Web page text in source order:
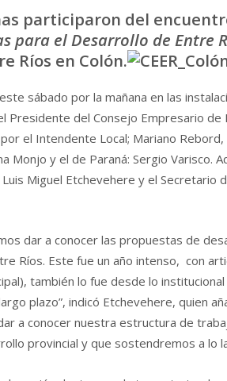
participaron del
para el Desarrollo de Entre
Ríos en Colón.
sábado por la mañana en las
del Consejo Empresario de
el Intendente Local; Mariano
Monjo y el de Paraná: Sergio Varisco.
Miguel Etchevehere y el Secretario
dar a conocer las propuestas de
Ríos. Este fue un año intenso, con
también lo fue desde lo
plazo”, indicó Etchevehere, quien
a conocer nuestra estructura de
provincial y que sostendremos a lo